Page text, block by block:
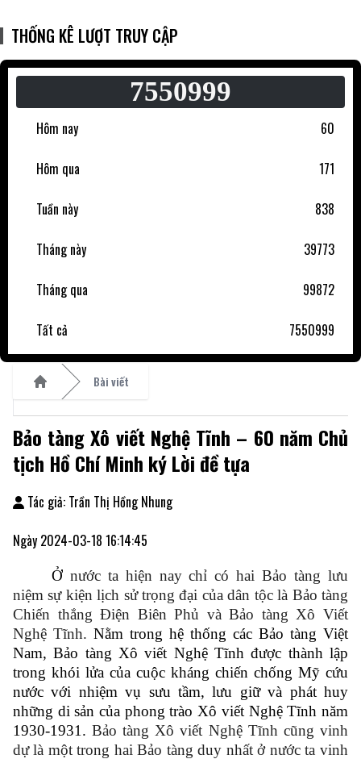
THỐNG KÊ LƯỢT TRUY CẬP
7550999
Hôm nay 60
Hôm qua 171
Tuần này 838
Tháng này 39773
Tháng qua 99872
Tất cả 7550999
Bài viết
Bảo tàng Xô viết Nghệ Tĩnh – 60 năm Chủ
tịch Hồ Chí Minh ký Lời đề tựa
Tác giả: Trần Thị Hồng Nhung
Ngày 2024-03-18 16:14:45
Ở nước ta hiện nay chỉ có hai Bảo tàng lưu
niệm sự kiện lịch sử trọng đại của dân tộc là Bảo tàng
Chiến thắng Điện Biên Phủ và Bảo tàng Xô Viết
Nghệ Tĩnh. Nằm trong hệ thống các Bảo tàng Việt
Nam, Bảo tàng Xô viết Nghệ Tĩnh được thành lập
trong khói lửa của cuộc kháng chiến chống Mỹ cứu
nước với nhiệm vụ sưu tầm, lưu giữ và phát huy
những di sản của phong trào Xô viết Nghệ Tĩnh năm
1930-1931.Bảo tàng Xô viết Nghệ Tĩnh cũng vinh
dự là một trong hai Bảo tàng duy nhất ở nước ta vinh